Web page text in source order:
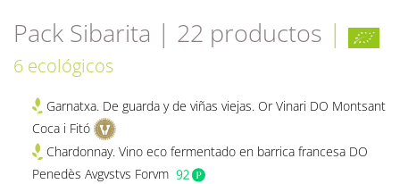
Pack Sibarita | 22 productos |
6 ecológicos
Garnatxa. De guarda y de viñas viejas. Or Vinari DO Montsant
Coca i Fitó
Chardonnay. Vino eco fermentado en barrica francesa DO
Penedès Avgvstvs Forvm